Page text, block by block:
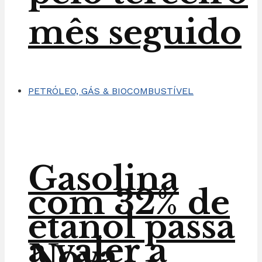
Gasolina
com 32% de
etanol passa
a valer a
mês seguido
PETRÓLEO, GÁS & BIOCOMBUSTÍVEL